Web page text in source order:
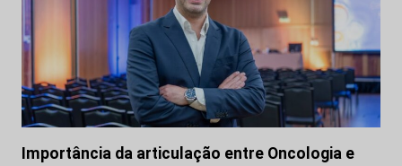
Importância da articulação entre Oncologia e